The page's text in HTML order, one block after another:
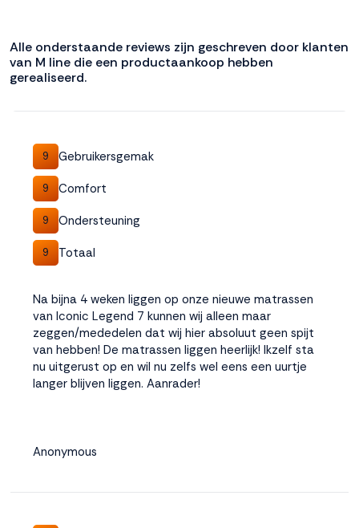
onze website te
volgen. Dat doen we
legitiem en belangrijk,
weten? LeesBekijk
alle
cookieinstellingen en
lees hier onze privacy
policy. Door te
accepteren geef je
toestemming voor
onze marketing
cookies. Kies je voor
plaatsen we alleen
functionele en
analytische cookies.
Accepteren
Alle onderstaande reviews zijn geschreven door klanten
van M line die een productaankoop hebben
gerealiseerd.
9 Gebruikersgemak
9 Comfort
9 Ondersteuning
9 Totaal
Na bijna 4 weken liggen op onze nieuwe matrassen
van Iconic Legend 7 kunnen wij alleen maar
zeggen/mededelen dat wij hier absoluut geen spijt
van hebben! De matrassen liggen heerlijk! Ikzelf sta
nu uitgerust op en wil nu zelfs wel eens een uurtje
langer blijven liggen. Aanrader!
Anonymous